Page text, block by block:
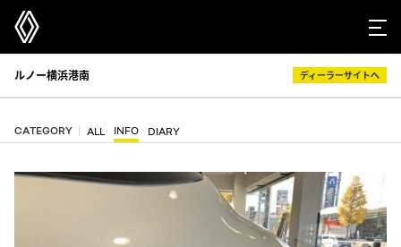
ルノー横浜港南 ディーラーサイトへ
CATEGORY ALL INFO DIARY